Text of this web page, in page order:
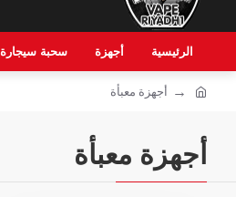
الرئيسية أجهزة سحبة سيجارة
أجهزة معبأة
أجهزة معبأة